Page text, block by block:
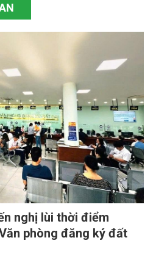
nghị lùi thời điểm
phòng đăng ký đất